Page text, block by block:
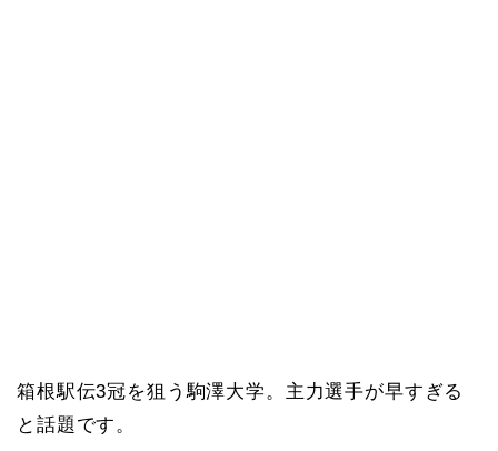
箱根駅伝3冠を狙う駒澤大学。主力選手が早すぎる
と話題です。